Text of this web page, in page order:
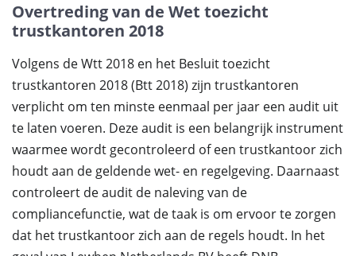
Overtreding van de Wet toezicht
trustkantoren 2018
Volgens de Wtt 2018 en het Besluit toezicht
trustkantoren 2018 (Btt 2018) zijn trustkantoren
verplicht om ten minste eenmaal per jaar een audit uit
te laten voeren. Deze audit is een belangrijk instrument
waarmee wordt gecontroleerd of een trustkantoor zich
houdt aan de geldende wet- en regelgeving. Daarnaast
controleert de audit de naleving van de
compliancefunctie, wat de taak is om ervoor te zorgen
dat het trustkantoor zich aan de regels houdt. In het